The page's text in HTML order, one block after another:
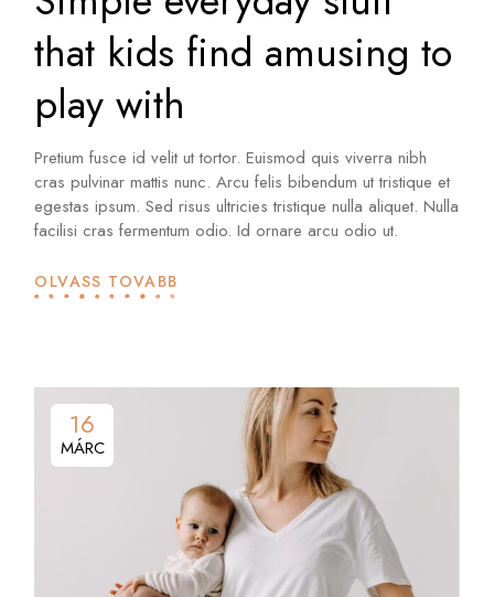
that kids find amusing to
play with
Pretium fusce id velit ut tortor. Euismod quis viverra nibh
cras pulvinar mattis nunc. Arcu felis bibendum ut tristique et
egestas ipsum. Sed risus ultricies tristique nulla aliquet. Nulla
facilisi cras fermentum odio. Id ornare arcu odio ut.
OLVASS TOVÁBB
16
MÁRC